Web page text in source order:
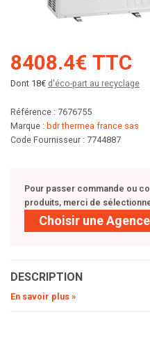
8408.4€ TTC
Dont 18€ d'éco-part au recyclage
Référence : 7676755
Marque : bdr thermea france sas
Code Fournisseur : 7744887
Pour passer commande ou
produits, merci de
Choisir une Agence
DESCRIPTION
En savoir plus »